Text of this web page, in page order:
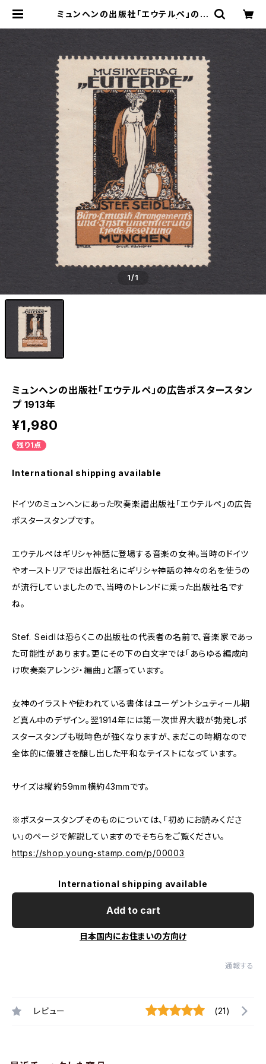
ミュンヘンの出版社「エウテルペ」の広
1/1
ミュンヘンの出版社「エウテルペ」の広告ポスタースタン
プ 1913年
¥1,980
残り1点
International shipping available
ドイツのミュンヘンにあった吹奏楽譜出版社「エウテルペ」の広告
ポスタースタンプです。
エウテルペはギリシャ神話に登場する音楽の女神。当時のドイツ
やオーストリアでは出版社名にギリシャ神話の神々の名を使うの
が流行していましたので、当時のトレンドに乗った出版社名です
ね。
Stef. Seidlは恐らくこの出版社の代表者の名前で、音楽家であっ
た可能性があります。更にその下の白文字では「あらゆる編成向
け吹奏楽アレンジ・編曲」と謳っています。
女神のイラストや使われている書体はユーゲントシュティール期
ど真ん中のデザイン。翌1914年には第一次世界大戦が勃発しポ
スタースタンプも戦時色が強くなりますが、まだこの時期なので
全体的に優雅さを醸し出した平和なテイストになっています。
サイズは縦約59mm横約43mmです。
※ポスタースタンプそのものについては、「初めにお読みくださ
い」のページで解説していますのでそちらをご覧ください。
https://shop.young-stamp.com/p/00003
International shipping available
Add to cart
日本国内にお住まいの方向け
通報する
レビュー (21)